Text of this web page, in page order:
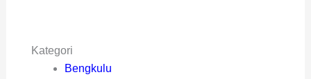
Kategori
Bengkulu